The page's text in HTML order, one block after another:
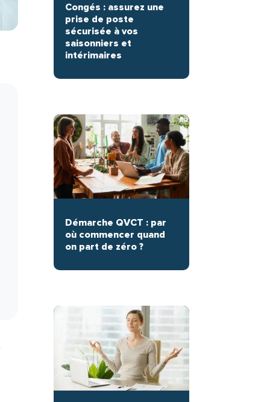
Congés : assurez une
prise de poste
sécurisée à vos
saisonniers et
intérimaires
Démarche QVCT : par
où commencer quand
on part de zéro ?